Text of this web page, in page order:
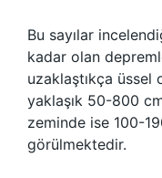
Bu sayılar
kadar olan
uzaklaştıkça üssel
yaklaşık 50-800
zeminde ise 100-
görülmektedir.